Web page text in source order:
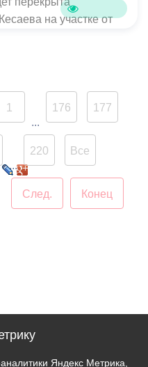
на участке от
1
...
176 177
...
220 Все
Конец
След.
Яндекс Метрика,